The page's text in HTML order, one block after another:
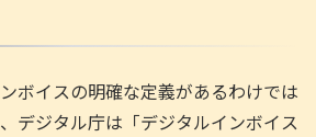
ボイスの明確な定義があるわけでは
デジタル庁は「デジタルインボイス